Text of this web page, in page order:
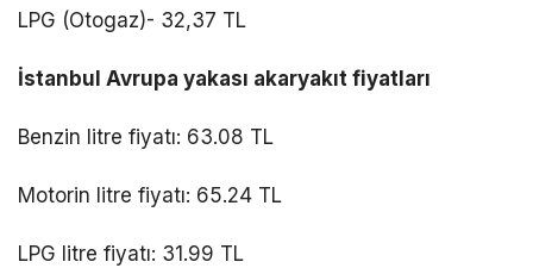
LPG (Otogaz)- 32,37 TL
İstanbul Avrupa yakası akaryakıt fiyatları
Benzin litre fiyatı: 63.08 TL
Motorin litre fiyatı: 65.24 TL
LPG litre fiyatı: 31.99 TL